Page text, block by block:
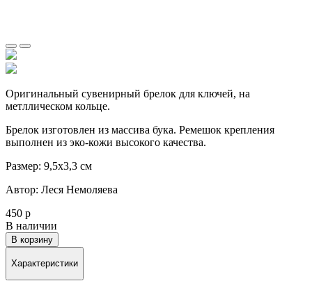
Оригинальный сувенирный брелок для ключей, на
метллическом кольце.
Брелок изготовлен из массива бука. Ремешок крепления
выполнен из эко-кожи высокого качества.
Размер: 9,5х3,3 см
Автор: Леся Немоляева
450 р
В наличии
В корзину
Характеристики